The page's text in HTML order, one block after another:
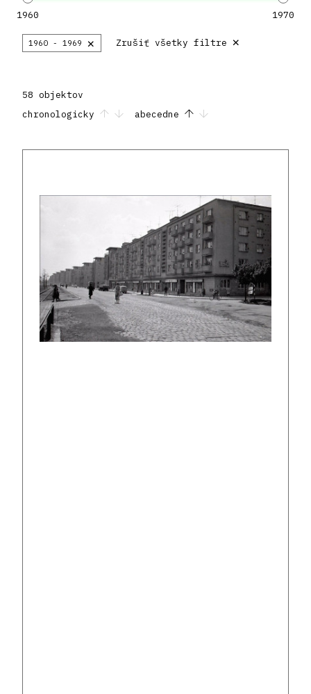
1960 1970
1960 - 1969 × Zrušiť všetky filtre ×
58 objektov
chronologicky
abecedne